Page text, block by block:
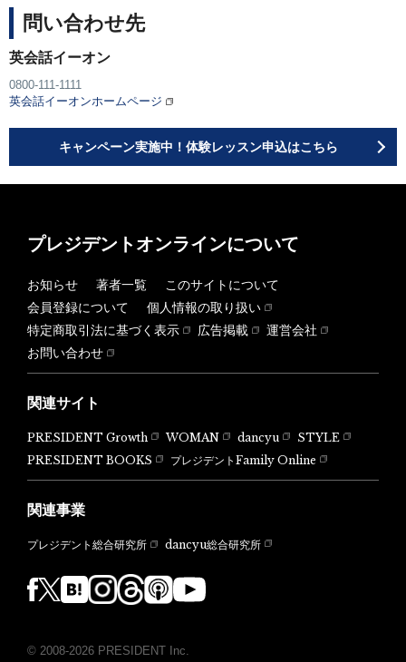
問い合わせ先
英会話イーオン
0800-111-1111
英会話イーオンホームページ
キャンペーン実施中！体験レッスン申込はこちら
プレジデントオンラインについて
お知らせ 著者一覧
このサイトについて
会員登録について
個人情報の取り扱い
特定商取引法に基づく表示
広告掲載
運営会社
お問い合わせ
関連サイト
PRESIDENT Growth WOMAN dancyu
STYLE
PRESIDENT BOOKS
プレジデントFamily Online
関連事業
プレジデント総合研究所 dancyu総合研究所
© 2008-2026 PRESIDENT Inc.